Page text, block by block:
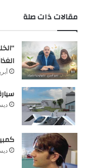
مقالات ذات صلة
أبريل